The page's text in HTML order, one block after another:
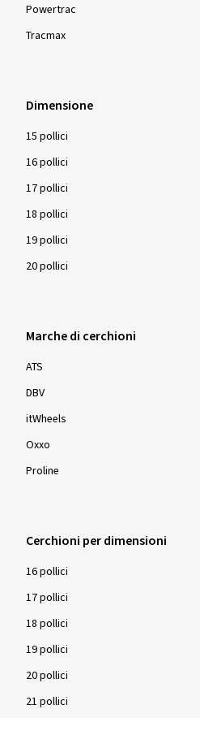
Powertrac
Tracmax
Dimensione
15 pollici
16 pollici
17 pollici
18 pollici
19 pollici
20 pollici
Marche di cerchioni
ATS
DBV
itWheels
Oxxo
Proline
Cerchioni per dimensioni
16 pollici
17 pollici
18 pollici
19 pollici
20 pollici
21 pollici